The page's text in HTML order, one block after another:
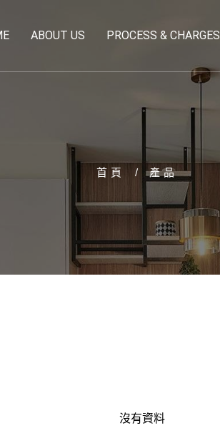
ABOUT US PROCESS & CHARGES
首頁 產品
沒有資料